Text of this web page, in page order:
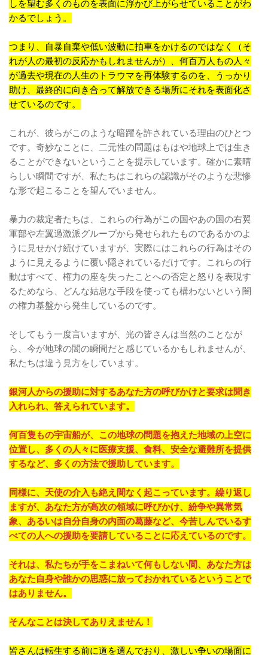
しを望む多くのものを表面に浮かび上がらせていることがわ
かるでしょう。
つまり、自暴自棄や低い波動に拍車をかけるのではなく（そ
れが人の最初の反応かもしれませんが）、何百万人もの人々
が過去や現在の人生のトラウマを再体験するのを、うっかり
助け、最終的に向き合って解放できる場所にそれを表面化さ
せているのです。
これが、彼らがこのような暗躍を許されている理由のひとつ
です。奇妙なことに、二元性の問題はもはや地球上では生き
ることができないということを提示しています。確かに素晴
らしい瞬間ですが、私たちはこれらの認識がそのような悲惨
な形で起こることを望んでいません。
暴力の裁定者たちは、これらの行為がこの国やあの国の右翼
軍部や左翼過激派グループから発せられたものであるかのよ
うに見せかけ続けていますが、実際にはこれらの行為はその
ように見えるように覆い隠されているだけです。これらの行
動はすべて、権力の座を失ったことへの否定と怒りを表現す
るためなら、どんな姑息な手段を使っても構わないという闇
の権力基盤から発生しているのです。
そしてもう一度言いますが、光の皆さんは当然のことなが
ら、今が地球の闇の瞬間だと感じているかもしれませんが、
私たちは違う見方をしています。
銀河人からの援助に対するあなた方の呼びかけと要求は聞き
入れられ、答えられています。
何百隻もの宇宙船が、この地球の問題を抱えた地域の上空に
位置し、多くの人々に医療支援、食料、安全な避難所を提供
するなど、多くの方法で援助しています。
同様に、天使の介入も絶え間なく起こっています。繰り返し
ますが、あなた方が高次の領域に呼びかけ、紛争や異常気
象、あるいは自分自身の内面の葛藤など、今苦しんでいるす
べての人への援助を要請していることに応えているのです。
それは、私たちが手をこまねいて何もしない間、あなた方は
あなた自身や誰かの思惑に放っておかれているということで
はありません。
そんなことは決してありえません！
皆さんは転生する前に道を選んでおり、激しい争いの場面に